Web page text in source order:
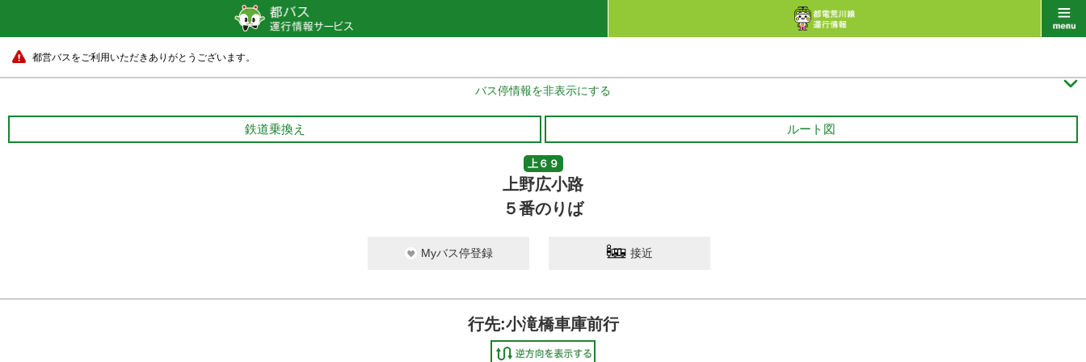
都営バスをご利用いただきありがとうございます。
バス停情報を非表示にする 
鉄道乗換え ルート図
上６９
上野広小路
５番のりば
Myバス停登録 接近
行先:小滝橋車庫前行